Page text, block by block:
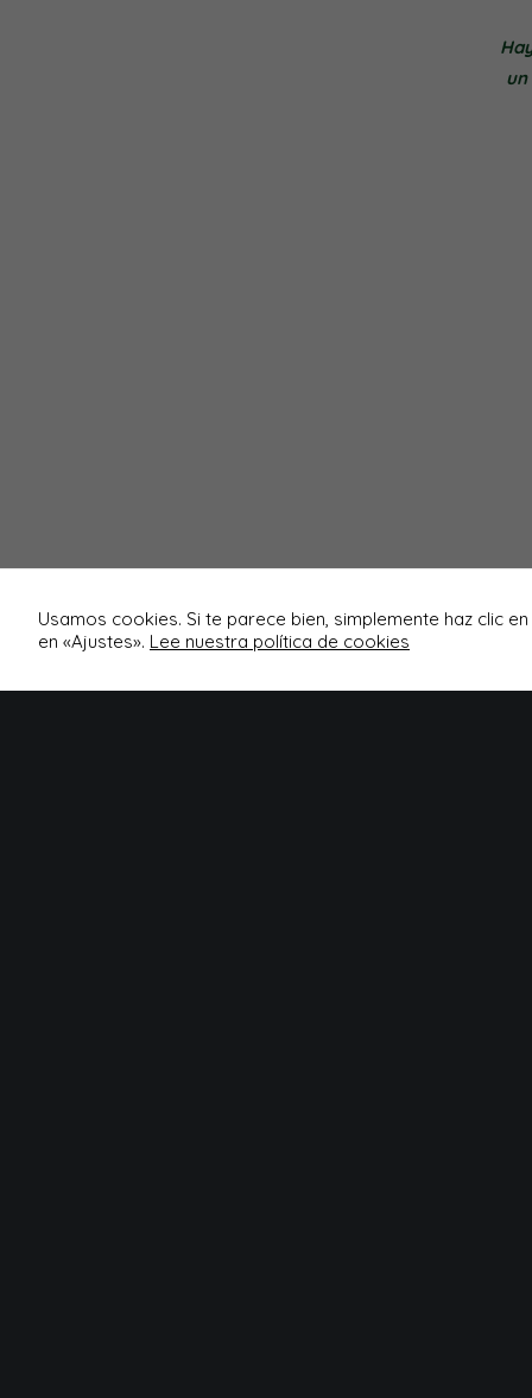
Usamos cookies. Si te parece bien, simplemente haz clic
en «Ajustes». Lee nuestra política de cookies